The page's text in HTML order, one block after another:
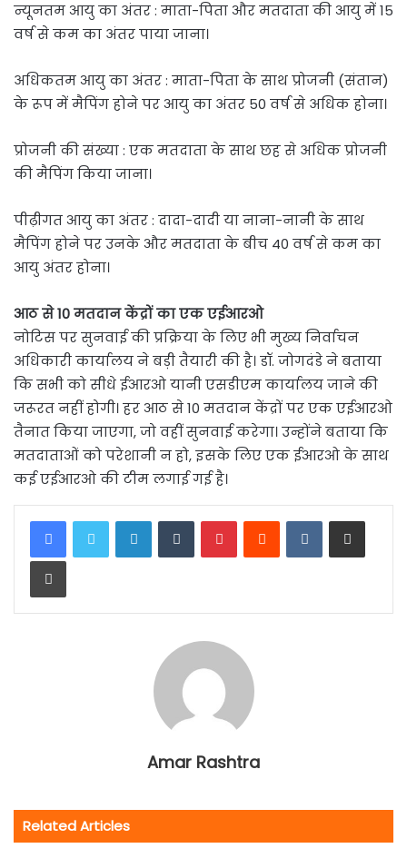
न्यूनतम आयु का अंतर : माता-पिता और मतदाता की आयु में 15
वर्ष से कम का अंतर पाया जाना।
अधिकतम आयु का अंतर : माता-पिता के साथ प्रोजनी (संतान)
के रूप में मैपिंग होने पर आयु का अंतर 50 वर्ष से अधिक होना।
प्रोजनी की संख्या : एक मतदाता के साथ छह से अधिक प्रोजनी
की मैपिंग किया जाना।
पीढ़ीगत आयु का अंतर : दादा-दादी या नाना-नानी के साथ
मैपिंग होने पर उनके और मतदाता के बीच 40 वर्ष से कम का
आयु अंतर होना।
आठ से 10 मतदान केंद्रों का एक एईआरओ
नोटिस पर सुनवाई की प्रक्रिया के लिए भी मुख्य निर्वाचन
अधिकारी कार्यालय ने बड़ी तैयारी की है। डॉ. जोगदंडे ने बताया
कि सभी को सीधे ईआरओ यानी एसडीएम कार्यालय जाने की
जरूरत नहीं होगी। हर आठ से 10 मतदान केंद्रों पर एक एईआरओ
तैनात किया जाएगा, जो वहीं सुनवाई करेगा। उन्होंने बताया कि
मतदाताओं को परेशानी न हो, इसके लिए एक ईआरओ के साथ
कई एईआरओ की टीम लगाई गई है।
LinkedInTumblrPinterestReddit VKontakteShare via Email
Print
Amar Rashtra
Related Articles